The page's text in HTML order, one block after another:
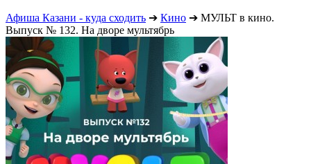
Афиша Казани - куда сходить ➔ Кино ➔ МУЛЬТ в кино.
Выпуск № 132. На дворе мультябрь